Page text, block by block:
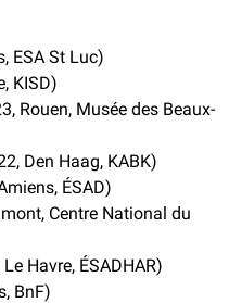
ESA St Luc)
KISD)
Rouen, Musée des Beaux-
Den Haag, KABK)
ÉSAD)
Centre National du
Havre, ÉSADHAR)
BnF)